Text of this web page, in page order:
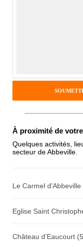
Antispam - Combien
chiffres) :
À proximité de
Quelques activités,
secteur de Abbeville.
Le Carmel d'Abbeville
Eglise Saint
Château d'Eaucourt